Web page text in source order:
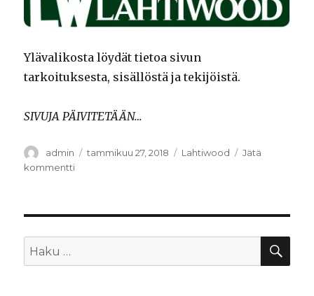
Ylävalikosta löydät tietoa sivun
tarkoituksesta, sisällöstä ja tekijöistä.
SIVUJA PÄIVITETÄÄN…
Kirjoittaja
admin Julkaistu
tammikuu 27, 2018 Kategoriat
Lahtiwood
Jätä
kommentti
Etsi: